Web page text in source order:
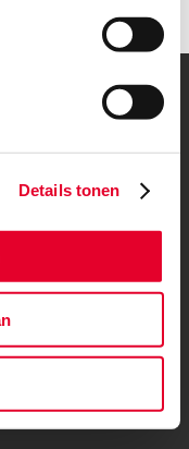
Details tonen
Algemene